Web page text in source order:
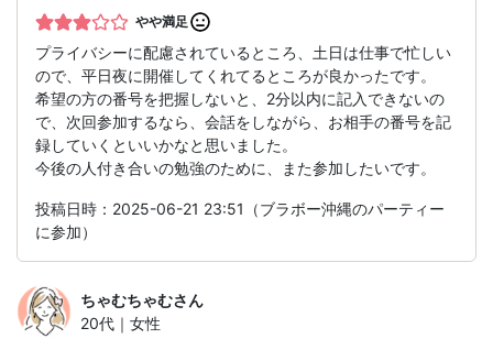
やや満足
プライバシーに配慮されているところ、土日は仕事で忙しい
ので、平日夜に開催してくれてるところが良かったです。
希望の方の番号を把握しないと、2分以内に記入できないの
で、次回参加するなら、会話をしながら、お相手の番号を記
録していくといいかなと思いました。
今後の人付き合いの勉強のために、また参加したいです。
投稿日時：2025-06-21 23:51（ブラボー沖縄のパーティー
に参加）
ちゃむちゃむさん
20代｜女性